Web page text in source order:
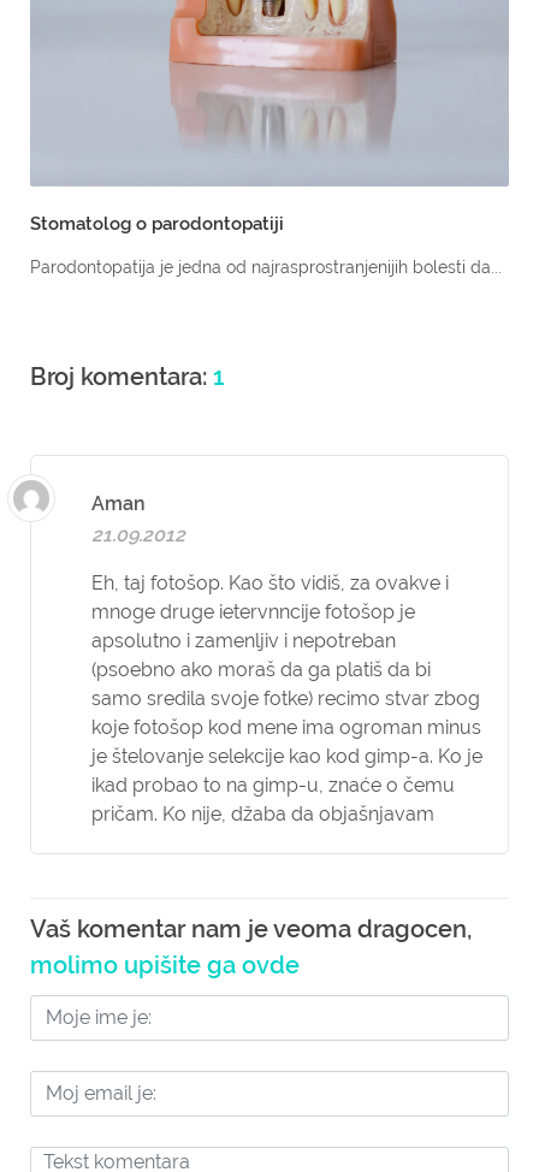
Stomatolog o parodontopatiji
Parodontopatija je jedna od najrasprostranjenijih bolesti da...
Broj komentara: 1
Aman
21.09.2012
Eh, taj fotošop. Kao što vidiš, za ovakve i
mnoge druge ietervnncije fotošop je
apsolutno i zamenljiv i nepotreban
(psoebno ako moraš da ga platiš da bi
samo sredila svoje fotke) recimo stvar zbog
koje fotošop kod mene ima ogroman minus
je štelovanje selekcije kao kod gimp-a. Ko je
ikad probao to na gimp-u, znaće o čemu
pričam. Ko nije, džaba da objašnjavam
Vaš komentar nam je veoma dragocen,
molimo upišite ga ovde